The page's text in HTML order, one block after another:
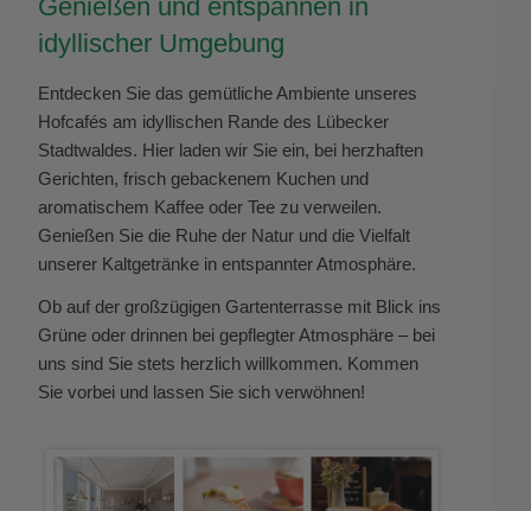
Genießen und entspannen in
idyllischer Umgebung
Entdecken Sie das gemütliche Ambiente unseres
Hofcafés am idyllischen Rande des Lübecker
Stadtwaldes. Hier laden wir Sie ein, bei herzhaften
Gerichten, frisch gebackenem Kuchen und
aromatischem Kaffee oder Tee zu verweilen.
Genießen Sie die Ruhe der Natur und die Vielfalt
unserer Kaltgetränke in entspannter Atmosphäre.
Ob auf der großzügigen Gartenterrasse mit Blick ins
Grüne oder drinnen bei gepflegterAtmosphäre – bei
uns sind Sie stets herzlich willkommen. Kommen
Sie vorbei und lassen Sie sich verwöhnen!